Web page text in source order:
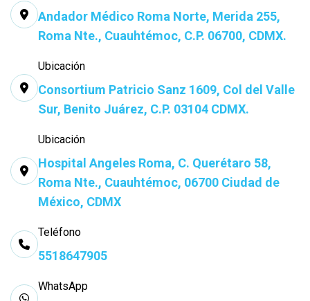
Andador Médico Roma Norte, Merida 255,
Roma Nte., Cuauhtémoc, C.P. 06700, CDMX.
Ubicación
Consortium Patricio Sanz 1609, Col del Valle
Sur, Benito Juárez, C.P. 03104 CDMX.
Ubicación
Hospital Angeles Roma, C. Querétaro 58,
Roma Nte., Cuauhtémoc, 06700 Ciudad de
México, CDMX
Teléfono
5518647905
WhatsApp